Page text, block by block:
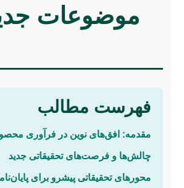
فهرست مطالب
مقدمه: افق‌های نوین در فرآوری
چالش‌ها و فرصت‌های تحقیقاتی جدید
محورهای تحقیقاتی پیشرو برای